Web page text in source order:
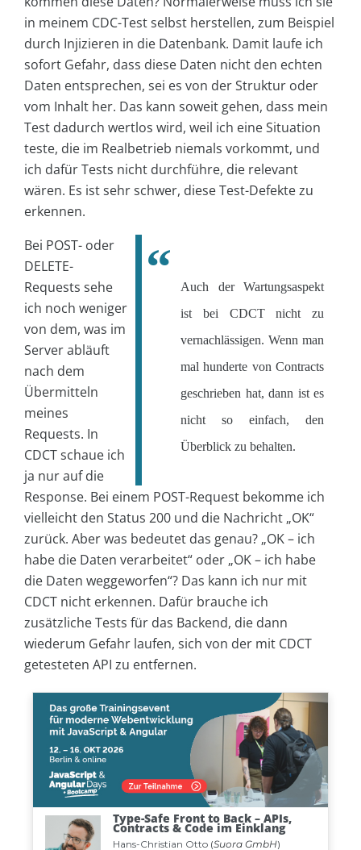
in meinem CDC-Test selbst herstellen, zum Beispiel
durch Injizieren in die Datenbank. Damit laufe ich
sofort Gefahr, dass diese Daten nicht den echten
Daten entsprechen, sei es von der Struktur oder
vom Inhalt her. Das kann soweit gehen, dass mein
Test dadurch wertlos wird, weil ich eine Situation
teste, die im Realbetrieb niemals vorkommt, und
ich dafür Tests nicht durchführe, die relevant
wären. Es ist sehr schwer, diese Test-Defekte zu
erkennen.
Auch der Wartungsaspekt
ist bei CDCT nicht zu
vernachlässigen. Wenn man
mal hunderte von Contracts
geschrieben hat, dann ist es
nicht so einfach, den
Überblick zu behalten.
Bei POST- oder
DELETE-
Requests sehe
ich noch weniger
von dem, was im
Server abläuft
nach dem
Übermitteln
meines
Requests. In
CDCT schaue ich
ja nur auf die
Response. Bei einem POST-Request bekomme ich
vielleicht den Status 200 und die Nachricht „OK“
zurück. Aber was bedeutet das genau? „OK – ich
habe die Daten verarbeitet“ oder „OK – ich habe
die Daten weggeworfen“? Das kann ich nur mit
CDCT nicht erkennen. Dafür brauche ich
zusätzliche Tests für das Backend, die dann
wiederum Gefahr laufen, sich von der mit CDCT
getesteten API zu entfernen.